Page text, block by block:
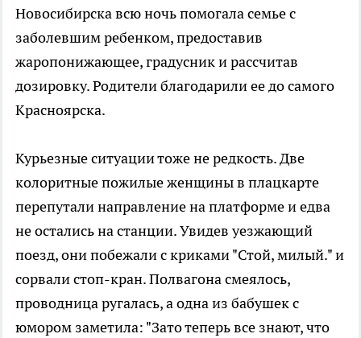
Новосибирска всю ночь помогала семье с
заболевшим ребенком, предоставив
жаропонижающее, градусник и рассчитав
дозировку. Родители благодарили ее до самого
Красноярска.
Курьезные ситуации тоже не редкость. Две
колоритные пожилые женщины в плацкарте
перепутали направление на платформе и едва
не остались на станции. Увидев уезжающий
поезд, они побежали с криками "Стой, милый." и
сорвали стоп-кран. Полвагона смеялось,
проводница ругалась, а одна из бабушек с
юмором заметила: "Зато теперь все знают, что